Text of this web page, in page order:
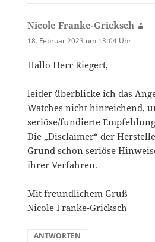
Nicole Franke-Gricksch
18. Februar 2023 um 13:04 Uhr
Hallo Herr Riegert,
leider überblicke ich das
Watches nicht hinreichend,
seriöse/fundierte
Die „Disclaimer“ der
Grund schon seriöse
ihrer Verfahren.
Mit freundlichem Gruß
Nicole Franke-Gricksch
ANTWORTEN